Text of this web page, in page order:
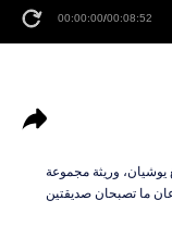
00:00:00/00:08:52
وريثة مجموعة
ما تصبحان صديقتين